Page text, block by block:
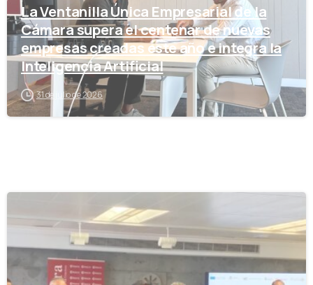
La Ventanilla Única Empresarial de la
Cámara supera el centenar de nuevas
empresas creadas este año e integra la
Inteligencia Artificial
31 de julio de 2026